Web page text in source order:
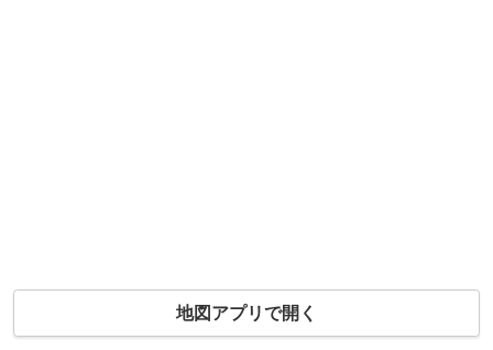
地図アプリで開く